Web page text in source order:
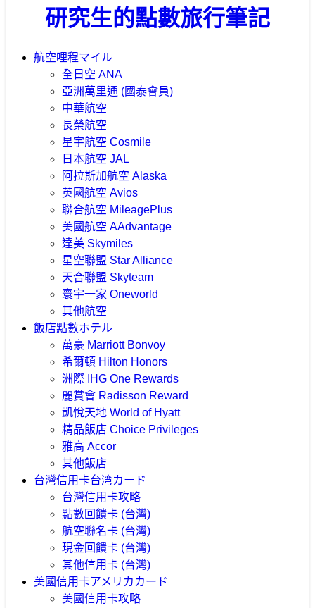
研究生的點數旅行筆記
航空哩程マイル
全日空 ANA
亞洲萬里通 (國泰會員)
中華航空
長榮航空
星宇航空 Cosmile
日本航空 JAL
阿拉斯加航空 Alaska
英國航空 Avios
聯合航空 MileagePlus
美國航空 AAdvantage
達美 Skymiles
星空聯盟 Star Alliance
天合聯盟 Skyteam
寰宇一家 Oneworld
其他航空
飯店點數ホテル
萬豪 Marriott Bonvoy
希爾頓 Hilton Honors
洲際 IHG One Rewards
麗賞會 Radisson Reward
凱悅天地 World of Hyatt
精品飯店 Choice Privileges
雅高 Accor
其他飯店
台灣信用卡台湾カード
台灣信用卡攻略
點數回饋卡 (台灣)
航空聯名卡 (台灣)
現金回饋卡 (台灣)
其他信用卡 (台灣)
美國信用卡アメリカカード
美國信用卡攻略